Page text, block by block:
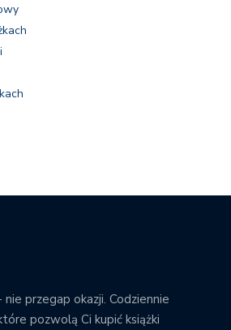
przegap okazji. Codziennie
pozwolą Ci kupić książki